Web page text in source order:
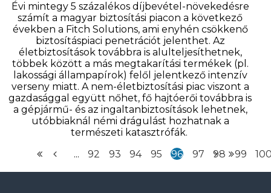
Évi mintegy 5 százalékos díjbevétel-növekedésre
számít a magyar biztosítási piacon a következő
években a Fitch Solutions, ami enyhén csökkenő
biztosításpiaci penetrációt jelenthet. Az
életbiztosítások továbbra is alulteljesíthetnek,
többek között a más megtakarítási termékek (pl.
lakossági állampapírok) felől jelentkező intenzív
verseny miatt. A nem-életbiztosítási piac viszont a
gazdasággal együtt nőhet, fő hajtóerői továbbra is
a gépjármű- és az ingaltanbiztosítások lehetnek,
utóbbiaknál némi drágulást hozhatnak a
természeti katasztrófák.
...
92 93 94 95 96 97 98 99